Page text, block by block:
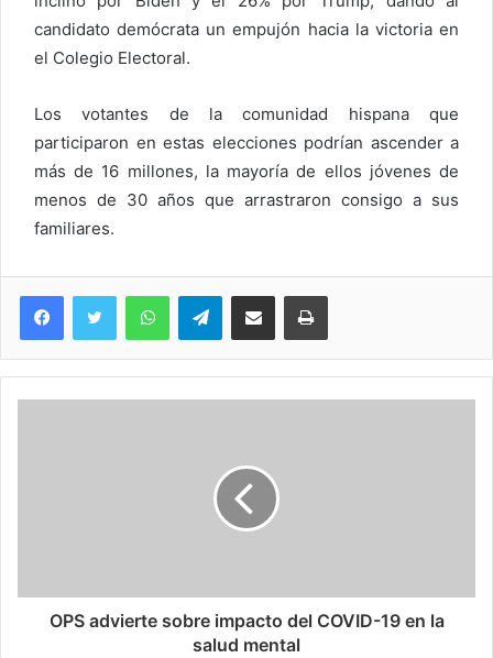
candidato demócrata un empujón hacia la victoria en
el Colegio Electoral.
Los votantes de la comunidad hispana que
participaron en estas elecciones podrían ascender a
más de 16 millones, la mayoría de ellos jóvenes de
menos de 30 años que arrastraron consigo a sus
familiares.
WhatsAppTelegramCompartir via Email Imprimi
OPS advierte sobre impacto del COVID-19 en la
salud mental